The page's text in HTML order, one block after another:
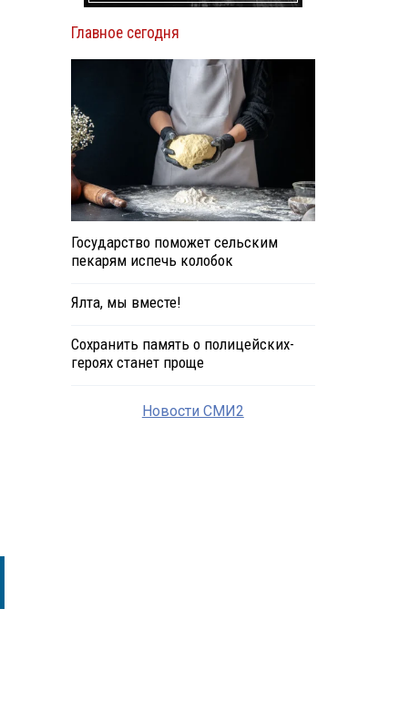
Главное сегодня
Государство поможет сельским
пекарям испечь колобок
Ялта, мы вместе!
Сохранить память о полицейских-
героях станет проще
Новости СМИ2